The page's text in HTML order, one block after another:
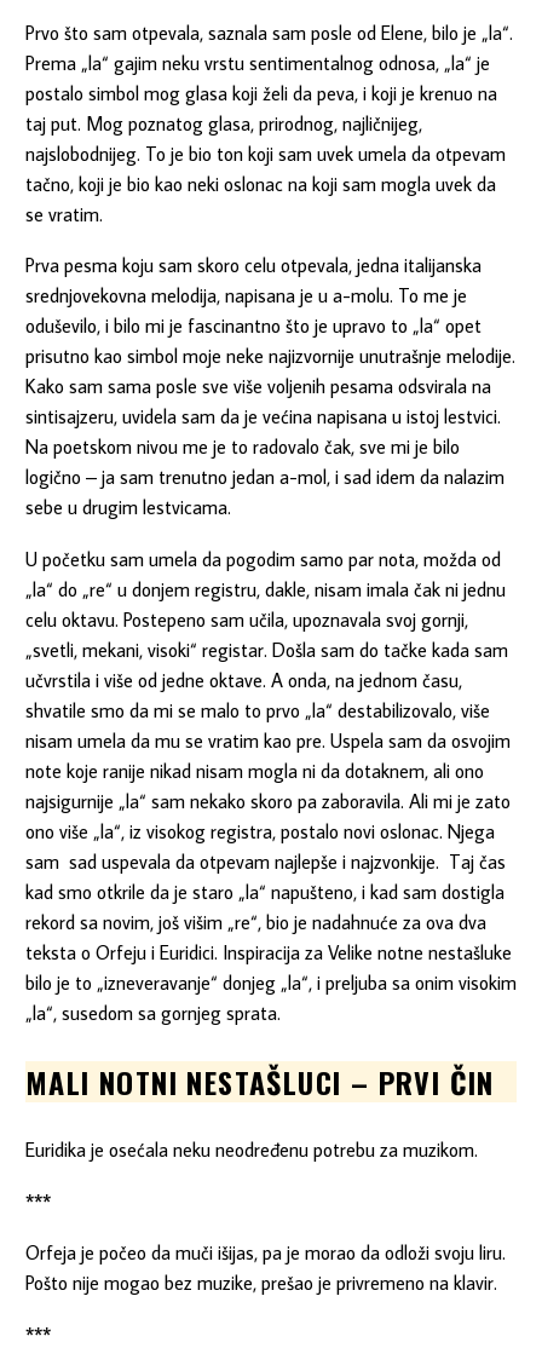
Prvo što sam otpevala, saznala sam posle od Elene, bilo je „la“.
Prema „la“ gajim neku vrstu sentimentalnog odnosa, „la“ je
postalo simbol mog glasa koji želi da peva, i koji je krenuo na
taj put. Mog poznatog glasa, prirodnog, najličnijeg,
najslobodnijeg. To je bio ton koji sam uvek umela da otpevam
tačno, koji je bio kao neki oslonac na koji sam mogla uvek da
se vratim.
Prva pesma koju sam skoro celu otpevala, jedna italijanska
srednjovekovna melodija, napisana je u a-molu. To me je
oduševilo, i bilo mi je fascinantno što je upravo to „la“ opet
prisutno kao simbol moje neke najizvornije unutrašnje melodije.
Kako sam sama posle sve više voljenih pesama odsvirala na
sintisajzeru, uvidela sam da je većina napisana u istoj lestvici.
Na poetskom nivou me je to radovalo čak, sve mi je bilo
logično – ja sam trenutno jedan a-mol, i sad idem da nalazim
sebe u drugim lestvicama.
U početku sam umela da pogodim samo par nota, možda od
„la“ do „re“ u donjem registru, dakle, nisam imala čak ni jednu
celu oktavu. Postepeno sam učila, upoznavala svoj gornji,
„svetli, mekani, visoki“ registar. Došla sam do tačke kada sam
učvrstila i više od jedne oktave. A onda, na jednom času,
shvatile smo da mi se malo to prvo „la“ destabilizovalo, više
nisam umela da mu se vratim kao pre. Uspela sam da osvojim
note koje ranije nikad nisam mogla ni da dotaknem, ali ono
najsigurnije „la“ sam nekako skoro pa zaboravila. Ali mi je zato
ono više „la“, iz visokog registra, postalo novi oslonac. Njega
sam sad uspevala da otpevam najlepše i najzvonkije. Taj čas
kad smo otkrile da je staro „la“ napušteno, i kad sam dostigla
rekord sa novim, još višim „re“, bio je nadahnuće za ova dva
teksta o Orfeju i Euridici. Inspiracija za Velike notne nestašluke
bilo je to „izneveravanje“ donjeg „la“, i preljuba sa onim visokim
„la“, susedom sa gornjeg sprata.
MALI NOTNI NESTAŠLUCI – PRVI ČIN
Euridika je osećala neku neodređenu potrebu za muzikom.
***
Orfeja je počeo da muči išijas, pa je morao da odloži svoju liru.
Pošto nije mogao bez muzike, prešao je privremeno na klavir.
***